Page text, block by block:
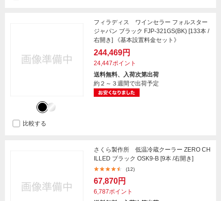
フィラディス ワインセラー フォルスター
ジャパン ブラック FJP-321GS(BK) [133本 /
右開き] 《基本設置料金セット》
244,469円
24,447ポイント
送料無料、入荷次第出荷
約２～３週間で出荷予定
比較する
さくら製作所 低温冷蔵クーラー ZERO CH
ILLED ブラック OSK9-B [9本 /右開き]
(12)
67,870円
6,787ポイント